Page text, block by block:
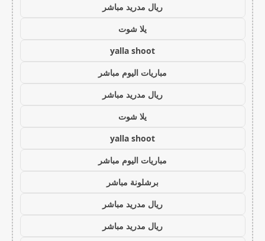
ريال مدريد مباشر
يلا شوت
yalla shoot
مباريات اليوم مباشر
ريال مدريد مباشر
يلا شوت
yalla shoot
مباريات اليوم مباشر
برشلونة مباشر
ريال مدريد مباشر
ريال مدريد مباشر